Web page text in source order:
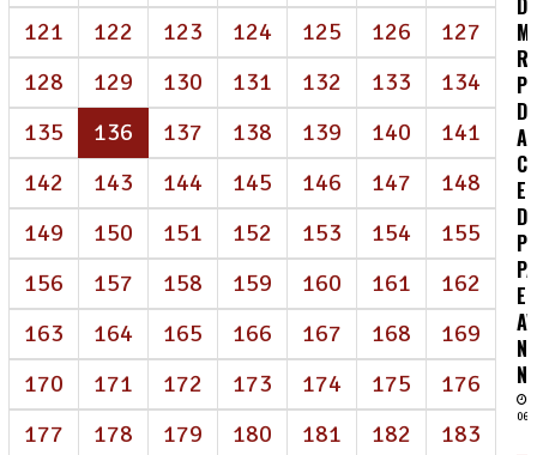
121
122 123 124 125 126
127
128
129 130 131 132 133
134
135
136 (atual)
137 138 139 140
141
142
143 144 145 146 147
148
149
150 151 152 153 154
155
156
157 158 159 160 161
162
163
164 165 166 167 168
169
170
171 172 173 174 175
176
177
178 179 180 181 182
183
DE
E
06/